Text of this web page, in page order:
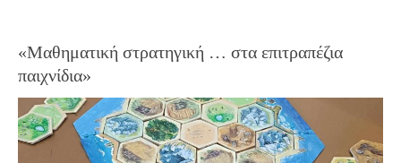
«Μαθηματική στρατηγική … στα επιτραπέζια
παιχνίδια»